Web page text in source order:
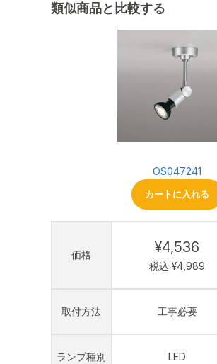
類似商品と比較する
価格
取付方法
ランプ種別
OS047241
カートに入れる
¥4,536
税込 ¥4,989
工事必要
LED